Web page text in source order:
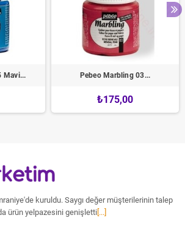
Mavi... Pebeo Marbling 03...
₺175,00
kuruldu. Saygı değer müşterilerinin talep
ürün yelpazesini genişletti [...]